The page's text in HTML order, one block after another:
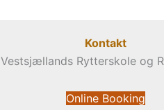
Kontakt
Vestsjællands Rytterskole og
Online Booking